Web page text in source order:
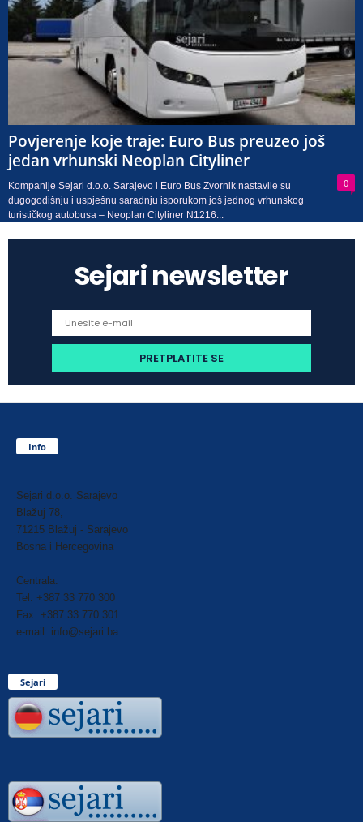
Povjerenje koje traje: Euro Bus preuzeo još
jedan vrhunski Neoplan Cityliner
0
Kompanije Sejari d.o.o. Sarajevo i Euro Bus Zvornik nastavile su
dugogodišnju i uspješnu saradnju isporukom još jednog vrhunskog
turističkog autobusa – Neoplan Cityliner N1216...
Sejari newsletter
Info
Sejari d.o.o. Sarajevo
Blažuj 78,
71215 Blažuj - Sarajevo
Bosna i Hercegovina
Centrala:
Tel: +387 33 770 300
Fax: +387 33 770 301
e-mail: info@sejari.ba
Sejari